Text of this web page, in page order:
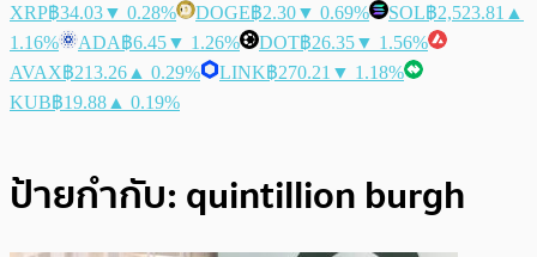
XRP฿34.03▼ 0.28% DOGE฿2.30▼ 0.69% SOL฿2,523.81 ▲
1.16%
ADA฿6.45▼ 1.26% DOT฿26.35▼ 1.56%
AVAX฿213.26 ▲ 0.29% LINK฿270.21 ▼ 1.18%
KUB฿19.88 ▲ 0.19%
ป้ายกำกับ: quintillion burgh